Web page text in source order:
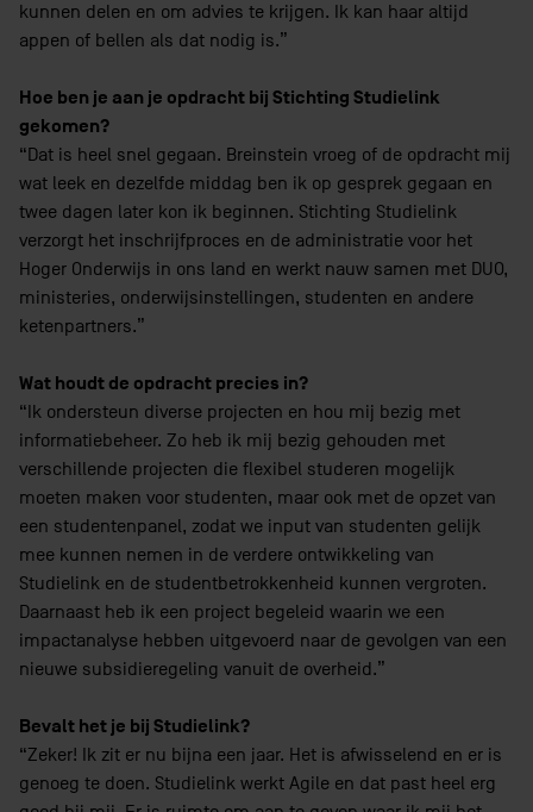
kunnen delen en om advies te krijgen. Ik kan haar altijd
appen of bellen als dat nodig is.”
Hoe ben je aan je opdracht bij Stichting Studielink
gekomen?
“Dat is heel snel gegaan. Breinstein vroeg of de opdracht mij
wat leek en dezelfde middag ben ik op gesprek gegaan en
twee dagen later kon ik beginnen. Stichting Studielink
verzorgt het inschrijfproces en de administratie voor het
Hoger Onderwijs in ons land en werkt nauw samen met DUO,
ministeries, onderwijsinstellingen, studenten en andere
ketenpartners.”
Wat houdt de opdracht precies in?
“Ik ondersteun diverse projecten en hou mij bezig met
informatiebeheer. Zo heb ik mij bezig gehouden met
verschillende projecten die flexibel studeren mogelijk
moeten maken voor studenten, maar ook met de opzet van
een studentenpanel, zodat we input van studenten gelijk
mee kunnen nemen in de verdere ontwikkeling van
Studielink en de studentbetrokkenheid kunnen vergroten.
Daarnaast heb ik een project begeleid waarin we een
impactanalyse hebben uitgevoerd naar de gevolgen van een
nieuwe subsidieregeling vanuit de overheid.”
Bevalt het je bij Studielink?
“Zeker! Ik zit er nu bijna een jaar. Het is afwisselend en er is
genoeg te doen. Studielink werkt Agile en dat past heel erg